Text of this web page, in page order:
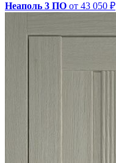
Неаполь 3 ПО от 43 050 ₽